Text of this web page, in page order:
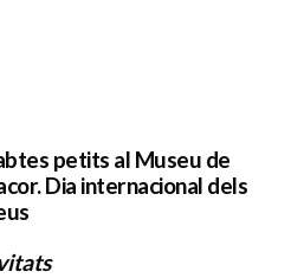
petits al Museu de
Dia internacional dels